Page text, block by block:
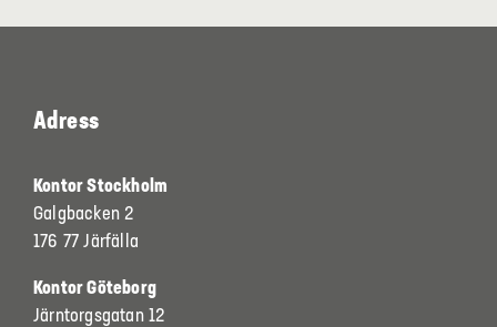
Adress
Kontor Stockholm
Galgbacken 2
176 77 Järfälla
Kontor Göteborg
Järntorgsgatan 12